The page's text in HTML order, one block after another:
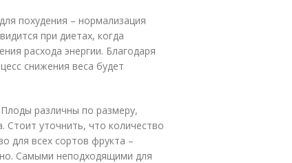
похудения – нормализация
при диетах, когда
расхода энергии. Благодаря
снижения веса будет
различны по размеру,
Стоит уточнить, что количество
для всех сортов фрукта –
Самыми неподходящими для